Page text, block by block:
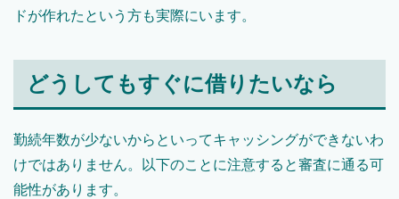
ドが作れたという方も実際にいます。
どうしてもすぐに借りたいなら
勤続年数が少ないからといってキャッシングができないわ
けではありません。以下のことに注意すると審査に通る可
能性があります。